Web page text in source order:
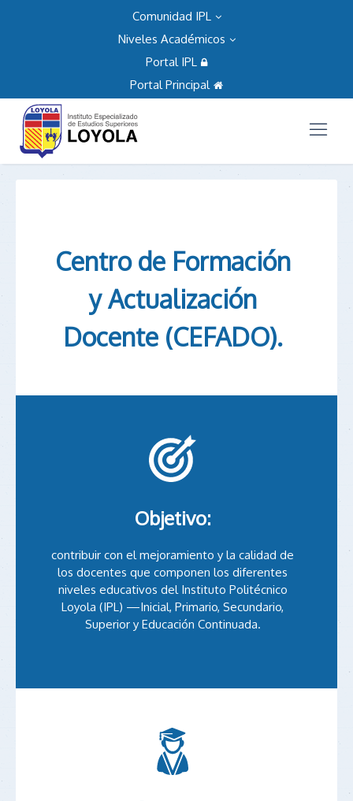
Comunidad IPL
Niveles Académicos
Portal IPL
Portal Principal
Centro de Formación
y Actualización
Docente (CEFADO).
Objetivo:
contribuir con el mejoramiento y la calidad de
los docentes que componen los diferentes
niveles educativos del Instituto Politécnico
Loyola (IPL) —Inicial, Primario, Secundario,
Superior y Educación Continuada.